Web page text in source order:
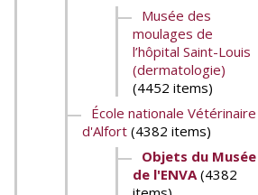
Musée des
moulages de
l’hôpital Saint-Louis
(dermatologie)
(4452 items)
École nationale Vétérinaire
d'Alfort(4382 items)
Objets du Musée
de l'ENVA(4382